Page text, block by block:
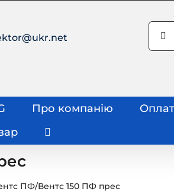
for:
Про компанію
ПФ/Вентс 150 ПФ прес